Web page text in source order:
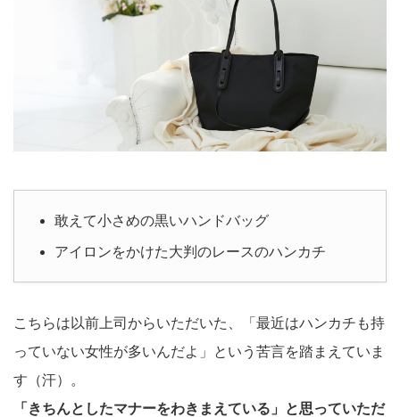
敢えて小さめの黒いハンドバッグ
アイロンをかけた大判のレースのハンカチ
こちらは以前上司からいただいた、「最近はハンカチも持
っていない女性が多いんだよ」という苦言を踏まえていま
す（汗）。
「きちんとしたマナーをわきまえている」と思っていただ